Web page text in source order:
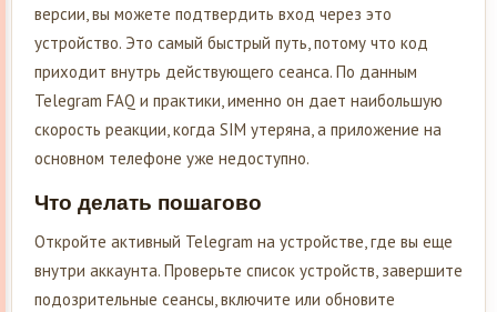
версии, вы можете подтвердить вход через это
устройство. Это самый быстрый путь, потому что код
приходит внутрь действующего сеанса. По данным
Telegram FAQ и практики, именно он дает наибольшую
скорость реакции, когда SIM утеряна, а приложение на
основном телефоне уже недоступно.
Что делать пошагово
Откройте активный Telegram на устройстве, где вы еще
внутри аккаунта. Проверьте список устройств, завершите
подозрительные сеансы, включите или обновите